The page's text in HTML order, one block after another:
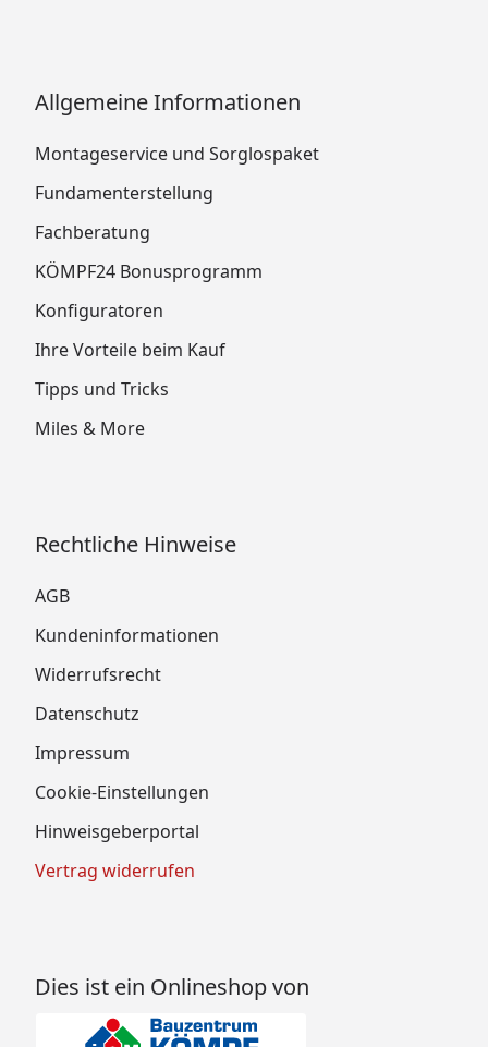
Allgemeine Informationen
Montageservice und Sorglospaket
Fundamenterstellung
Fachberatung
KÖMPF24 Bonusprogramm
Konfiguratoren
Ihre Vorteile beim Kauf
Tipps und Tricks
Miles & More
Rechtliche Hinweise
AGB
Kundeninformationen
Widerrufsrecht
Datenschutz
Impressum
Cookie-Einstellungen
Hinweisgeberportal
Vertrag widerrufen
Dies ist ein Onlineshop von